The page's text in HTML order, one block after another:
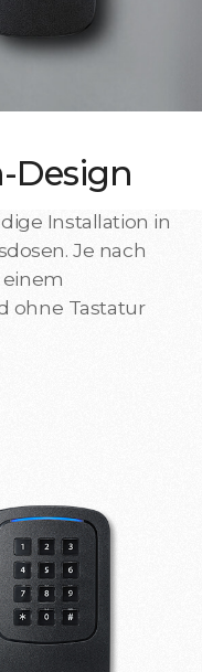
Design
Installation in
Je nach
einem
ohne Tastatur